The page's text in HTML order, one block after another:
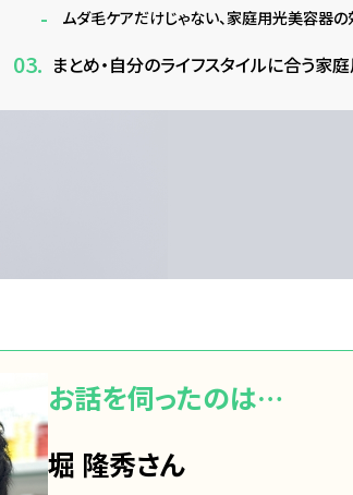
ムダ毛ケアだけじゃない、家庭用光美容器の
まとめ・自分のライフスタイルに合う家
お話を伺ったのは…
堀 隆秀さん